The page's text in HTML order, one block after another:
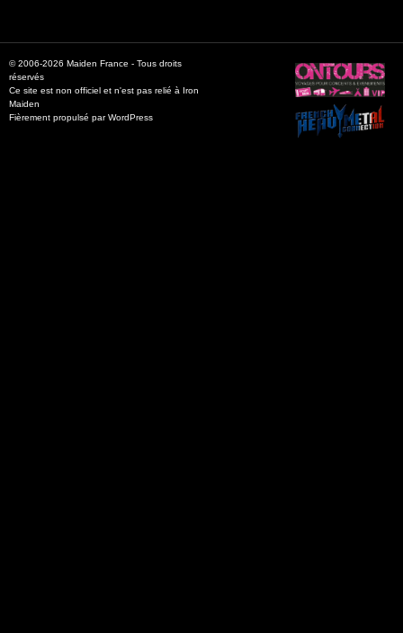
© 2006-2026 Maiden France - Tous droits
réservés
Ce site est non officiel et n'est pas relié à Iron
Maiden
Fièrement propulsé par WordPress